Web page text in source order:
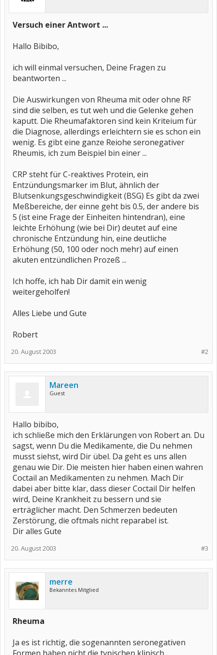
Versuch einer Antwort ...
Hallo Bibibo,
ich will einmal versuchen, Deine Fragen zu
beantworten ...
Die Auswirkungen von Rheuma mit oder ohne RF
sind die selben, es tut weh und die Gelenke gehen
kaputt. Die Rheumafaktoren sind kein Kriteium für
die Diagnose, allerdings erleichtern sie es schon ein
wenig. Es gibt eine ganze Reiohe seronegativer
Rheumis, ich zum Beispiel bin einer ...
CRP steht für C-reaktives Protein, ein
Entzündungsmarker im Blut, ähnlich der
Blutsenkungsgeschwindigkeit (BSG) Es gibt da zwei
Meßbereiche, der einne geht bis 0.5, der andere bis
5 (ist eine Frage der Einheiten hintendran), eine
leichte Erhöhung (wie bei Dir) deutet auf eine
chronische Entzündung hin, eine deutliche
Erhöhung (50, 100 oder noch mehr) auf einen
akuten entzündlichen Prozeß ...
Ich hoffe, ich hab Dir damit ein wenig
weitergeholfen!
Alles Liebe und Gute
Robert
#2
20. August 2003
Mareen
Guest
Hallo bibibo,
ich schließe mich den Erklärungen von Robert an. Du
sagst, wenn Du die Medikamente, die Du nehmen
musst siehst, wird Dir übel. Da geht es uns allen
genau wie Dir. Die meisten hier haben einen wahren
Coctail an Medikamenten zu nehmen. Mach Dir
dabei aber bitte klar, dass dieser Coctail Dir helfen
wird, Deine Krankheit zu bessern und sie
erträglicher macht. Den Schmerzen bedeuten
Zerstörung, die oftmals nicht reparabel ist.
Dir alles Gute
#3
20. August 2003
merre
Bekanntes Mitglied
Rheuma
Ja es ist richtig, die sogenannten seronegativen